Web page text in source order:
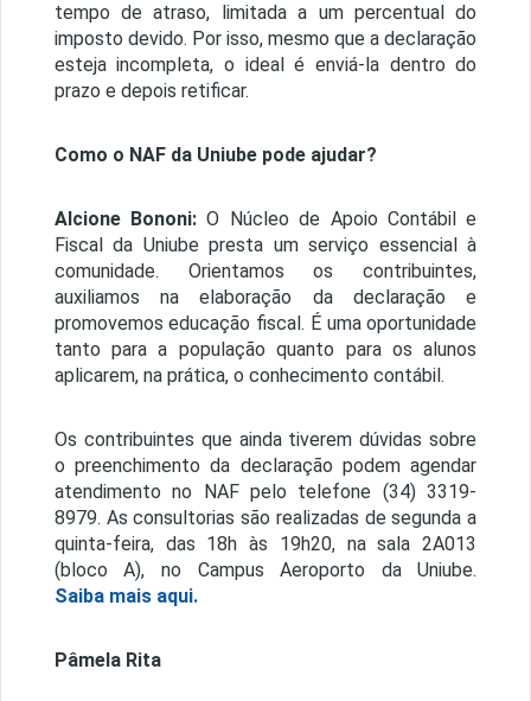
tempo de atraso, limitada a um percentual do
imposto devido. Por isso, mesmo que a declaração
esteja incompleta, o ideal é enviá-la dentro do
prazo e depois retificar.
Como o NAF da Uniube pode ajudar?
Alcione Bononi: O Núcleo de Apoio Contábil e
Fiscal da Uniube presta um serviço essencial à
comunidade. Orientamos os contribuintes,
auxiliamos na elaboração da declaração e
promovemos educação fiscal. É uma oportunidade
tanto para a população quanto para os alunos
aplicarem, na prática, o conhecimento contábil.
Os contribuintes que ainda tiverem dúvidas sobre
o preenchimento da declaração podem agendar
atendimento no NAF pelo telefone (34) 3319-
8979. As consultorias são realizadas de segunda a
quinta-feira, das 18h às 19h20, na sala 2A013
(bloco A), no Campus Aeroporto da Uniube.
Saiba mais aqui.
Pâmela Rita